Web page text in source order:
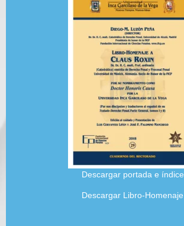
Descargar portada e índice
Descargar Libro-Homenaje